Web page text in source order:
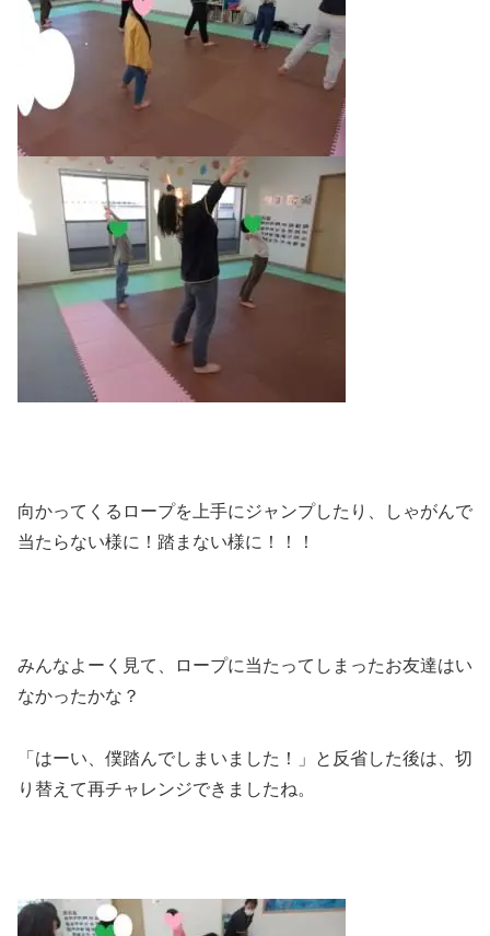
向かってくるロープを上手にジャンプしたり、しゃがんで
当たらない様に！踏まない様に！！！
みんなよーく見て、ロープに当たってしまったお友達はい
なかったかな？
「はーい、僕踏んでしまいました！」と反省した後は、切
り替えて再チャレンジできましたね。